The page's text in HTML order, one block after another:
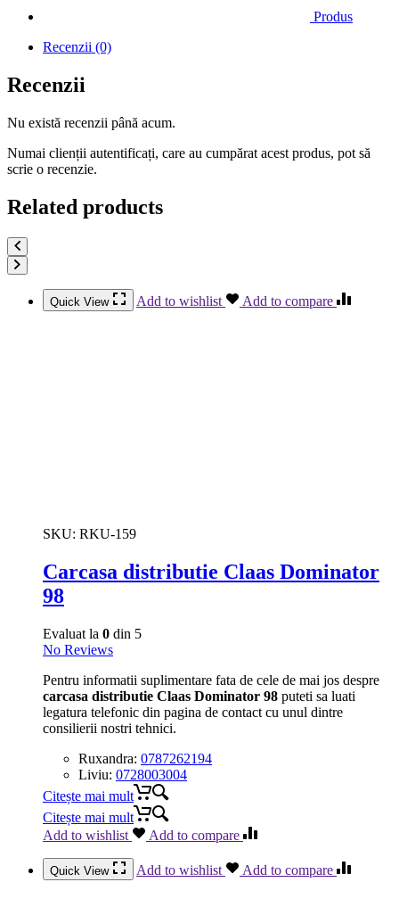
Produs
Recenzii (0)
Recenzii
Nu există recenzii până acum.
Numai clienții autentificați, care au cumpărat acest produs, pot să
scrie o recenzie.
Related products
Quick View Add to wishlist Add to compare
SKU: RKU-159
Carcasa distributie Claas Dominator
98
Evaluat la 0 din 5
No Reviews
Pentru informatii suplimentare fata de cele de mai jos despre
carcasa distributie Claas Dominator 98 puteti sa luati
legatura telefonic din pagina de contact cu unul dintre
consilierii nostri tehnici.
Ruxandra: 0787262194
Liviu: 0728003004
Citește mai mult
Citește mai mult
Add to wishlist
Add to compare
Quick View Add to wishlist Add to compare